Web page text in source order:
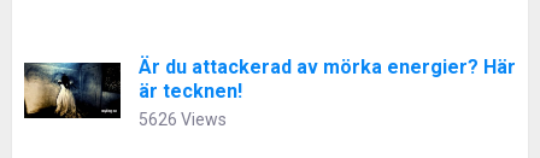
Är du attackerad av mörka energier? Här
är tecknen!
5626 Views